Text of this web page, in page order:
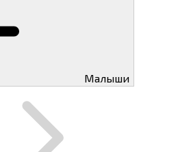
Малыши